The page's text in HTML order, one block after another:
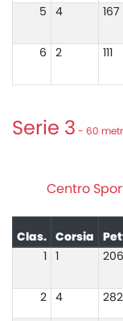
5
4 167
6
2
Serie 3 - 60
Centro
Clas. Corsia
206
2
4 282